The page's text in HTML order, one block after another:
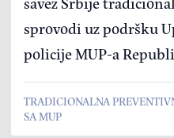
sprovodi uz podršku
policije MUP-a
danas u Parku
upućen apel vozačima
TRADICIONALNA
SA MUP